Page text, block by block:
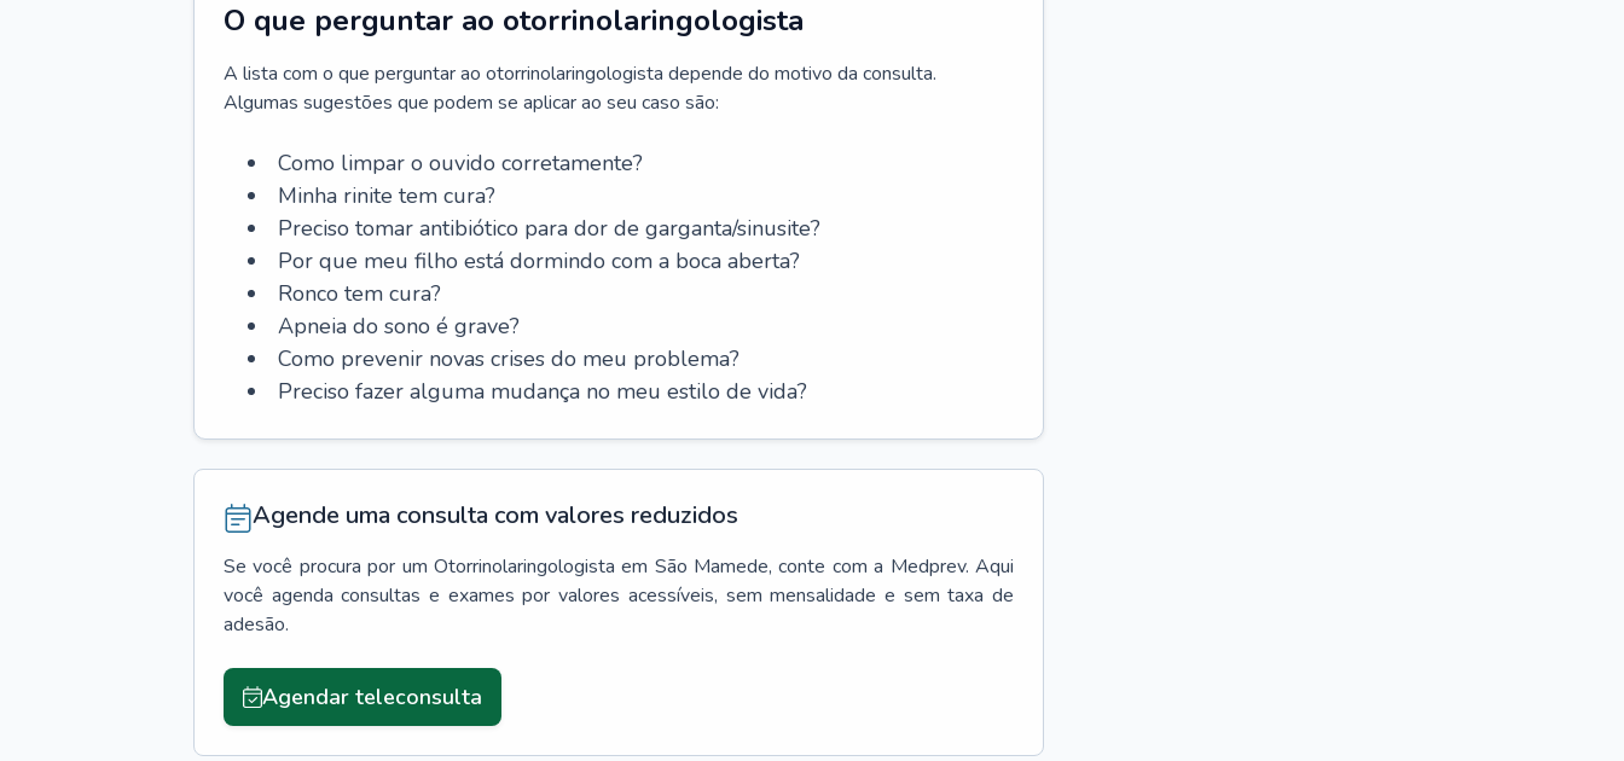
O que perguntar ao otorrinolaringologista
A lista com o que perguntar ao otorrinolaringologista depende do motivo da consulta.
Algumas sugestões que podem se aplicar ao seu caso são:
Como limpar o ouvido corretamente?
Minha rinite tem cura?
Preciso tomar antibiótico para dor de garganta/sinusite?
Por que meu filho está dormindo com a boca aberta?
Ronco tem cura?
Apneia do sono é grave?
Como prevenir novas crises do meu problema?
Preciso fazer alguma mudança no meu estilo de vida?
Agende uma consulta com valores reduzidos
Se você procura por um Otorrinolaringologista em São Mamede, conte com a Medprev. Aqui
você agenda consultas e exames por valores acessíveis, sem mensalidade e sem taxa de
adesão.
Agendar teleconsulta